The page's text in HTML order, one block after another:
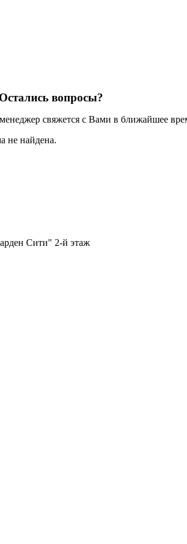
Остались вопросы?
свяжется с Вами в ближайшее
не найдена.
Сити" 2-й этаж